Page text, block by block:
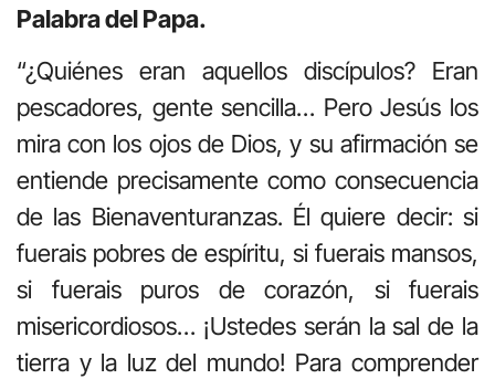
Palabra del Papa.
“¿Quiénes eran aquellos discípulos? Eran
pescadores, gente sencilla… Pero Jesús los
mira con los ojos de Dios, y su afirmación se
entiende precisamente como consecuencia
de las Bienaventuranzas. Él quiere decir: si
fuerais pobres de espíritu, si fuerais mansos,
si fuerais puros de corazón, si fuerais
misericordiosos… ¡Ustedes serán la sal de la
tierra y la luz del mundo! Para comprender